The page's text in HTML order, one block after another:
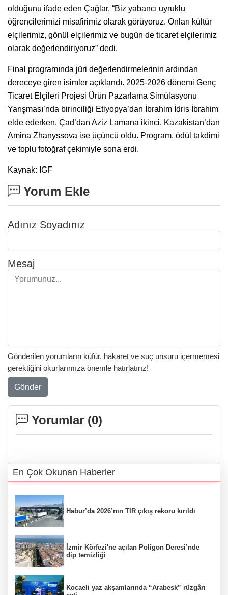
olduğunu ifade eden Çağlar, “Biz yabancı uyruklu
öğrencilerimizi misafirimiz olarak görüyoruz. Onları kültür
elçilerimiz, gönül elçilerimiz ve bugün de ticaret elçilerimiz
olarak değerlendiriyoruz” dedi.
Final programında jüri değerlendirmelerinin ardından
dereceye giren isimler açıklandı. 2025-2026 dönemi Genç
Ticaret Elçileri Projesi Ürün Pazarlama Simülasyonu
Yarışması’nda birinciliği Etiyopya’dan İbrahim İdris İbrahim
elde ederken, Çad’dan Aziz Lamana ikinci, Kazakistan’dan
Amina Zhanyssova ise üçüncü oldu. Program, ödül takdimi
ve toplu fotoğraf çekimiyle sona erdi.
Kaynak: IGF
Yorum Ekle
Adınız Soyadınız
Mesaj
Gönderilen yorumların küfür, hakaret ve suç unsuru içermemesi
gerektiğini okurlarımıza önemle hatırlatırız!
Gönder
Yorumlar (0)
En Çok Okunan Haberler
Habur’da 2026’nın TIR çıkış rekoru kırıldı
İzmir Körfezi'ne açılan Poligon Deresi’nde
dip temizliği
Kocaeli yaz akşamlarında “Arabesk” rüzgârı